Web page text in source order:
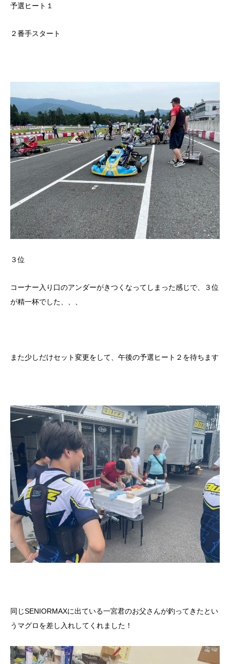
予選ヒート１
２番手スタート
３位
コーナー入り口のアンダーがきつくなってしまった感じで、３位
が精一杯でした、、、
また少しだけセット変更をして、午後の予選ヒート２を待ちます
同じSENIORMAXに出ている一宮君のお父さんが釣ってきたとい
うマグロを差し入れしてくれました！